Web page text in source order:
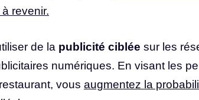
revenir.
de la publicité ciblée sur les
numériques. En visant les
vous augmentez la